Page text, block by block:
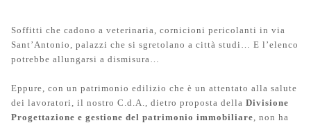
Soffitti che cadono a veterinaria, cornicioni pericolanti in via
Sant’Antonio, palazzi che si sgretolano a città studi… E l’elenco
potrebbe allungarsi a dismisura…
Eppure, con un patrimonio edilizio che è un attentato alla salute
dei lavoratori, il nostro C.d.A., dietro proposta della Divisione
Progettazione e gestione del patrimonio immobiliare, non ha